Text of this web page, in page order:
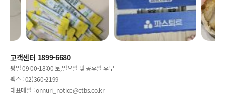
고객센터 1899-6680
평일 09:00-18:00 토,일요일 및 공휴일 휴무
팩스 : 02)360-2199
대표메일 : onnuri_notice@etbs.co.kr